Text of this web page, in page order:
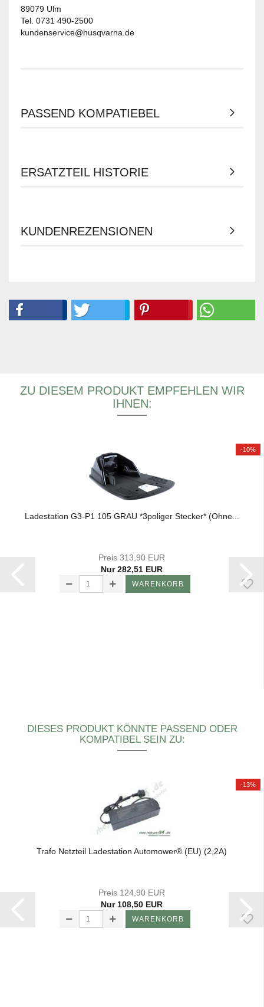
89079 Ulm
Tel. 0731 490-2500
kundenservice@husqvarna.de
PASSEND KOMPATIEBEL
ERSATZTEIL HISTORIE
KUNDENREZENSIONEN
ZU DIESEM PRODUKT EMPFEHLEN WIR
IHNEN:
-10%
La­de­sta­ti­on G3-P1 105 GRAU *3poliger Ste­cker* (Ohne...
Preis 313,90 EUR
Nur 282,51 EUR
WARENKORB
DIESES PRODUKT KÖNNTE PASSEND ODER
KOMPATIBEL SEIN ZU:
-13%
Trafo Netz­teil La­de­sta­ti­on Au­to­mower® (EU) (2,2A)
Preis 124,90 EUR
Nur 108,50 EUR
WARENKORB